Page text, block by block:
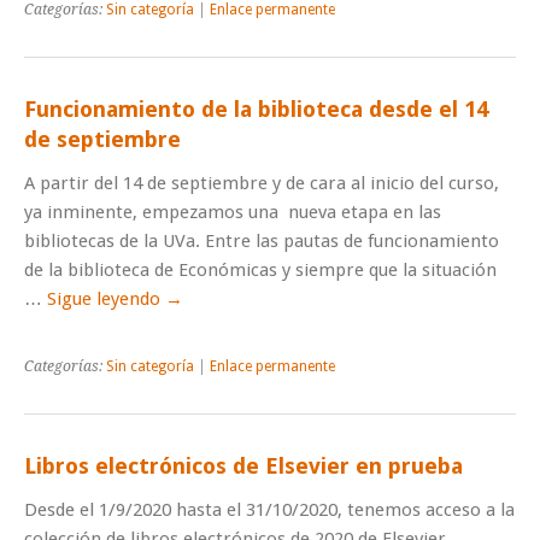
Categorías: Sin categoría Enlace permanente
Funcionamiento de la biblioteca desde el 14
de septiembre
A partir del 14 de septiembre y de cara al inicio del curso,
ya inminente, empezamos una nueva etapa en las
bibliotecas de la UVa. Entre las pautas de funcionamiento
de la biblioteca de Económicas y siempre que la situación
… Sigue leyendo →
Categorías: Sin categoría Enlace permanente
Libros electrónicos de Elsevier en prueba
Desde el 1/9/2020 hasta el 31/10/2020, tenemos acceso a la